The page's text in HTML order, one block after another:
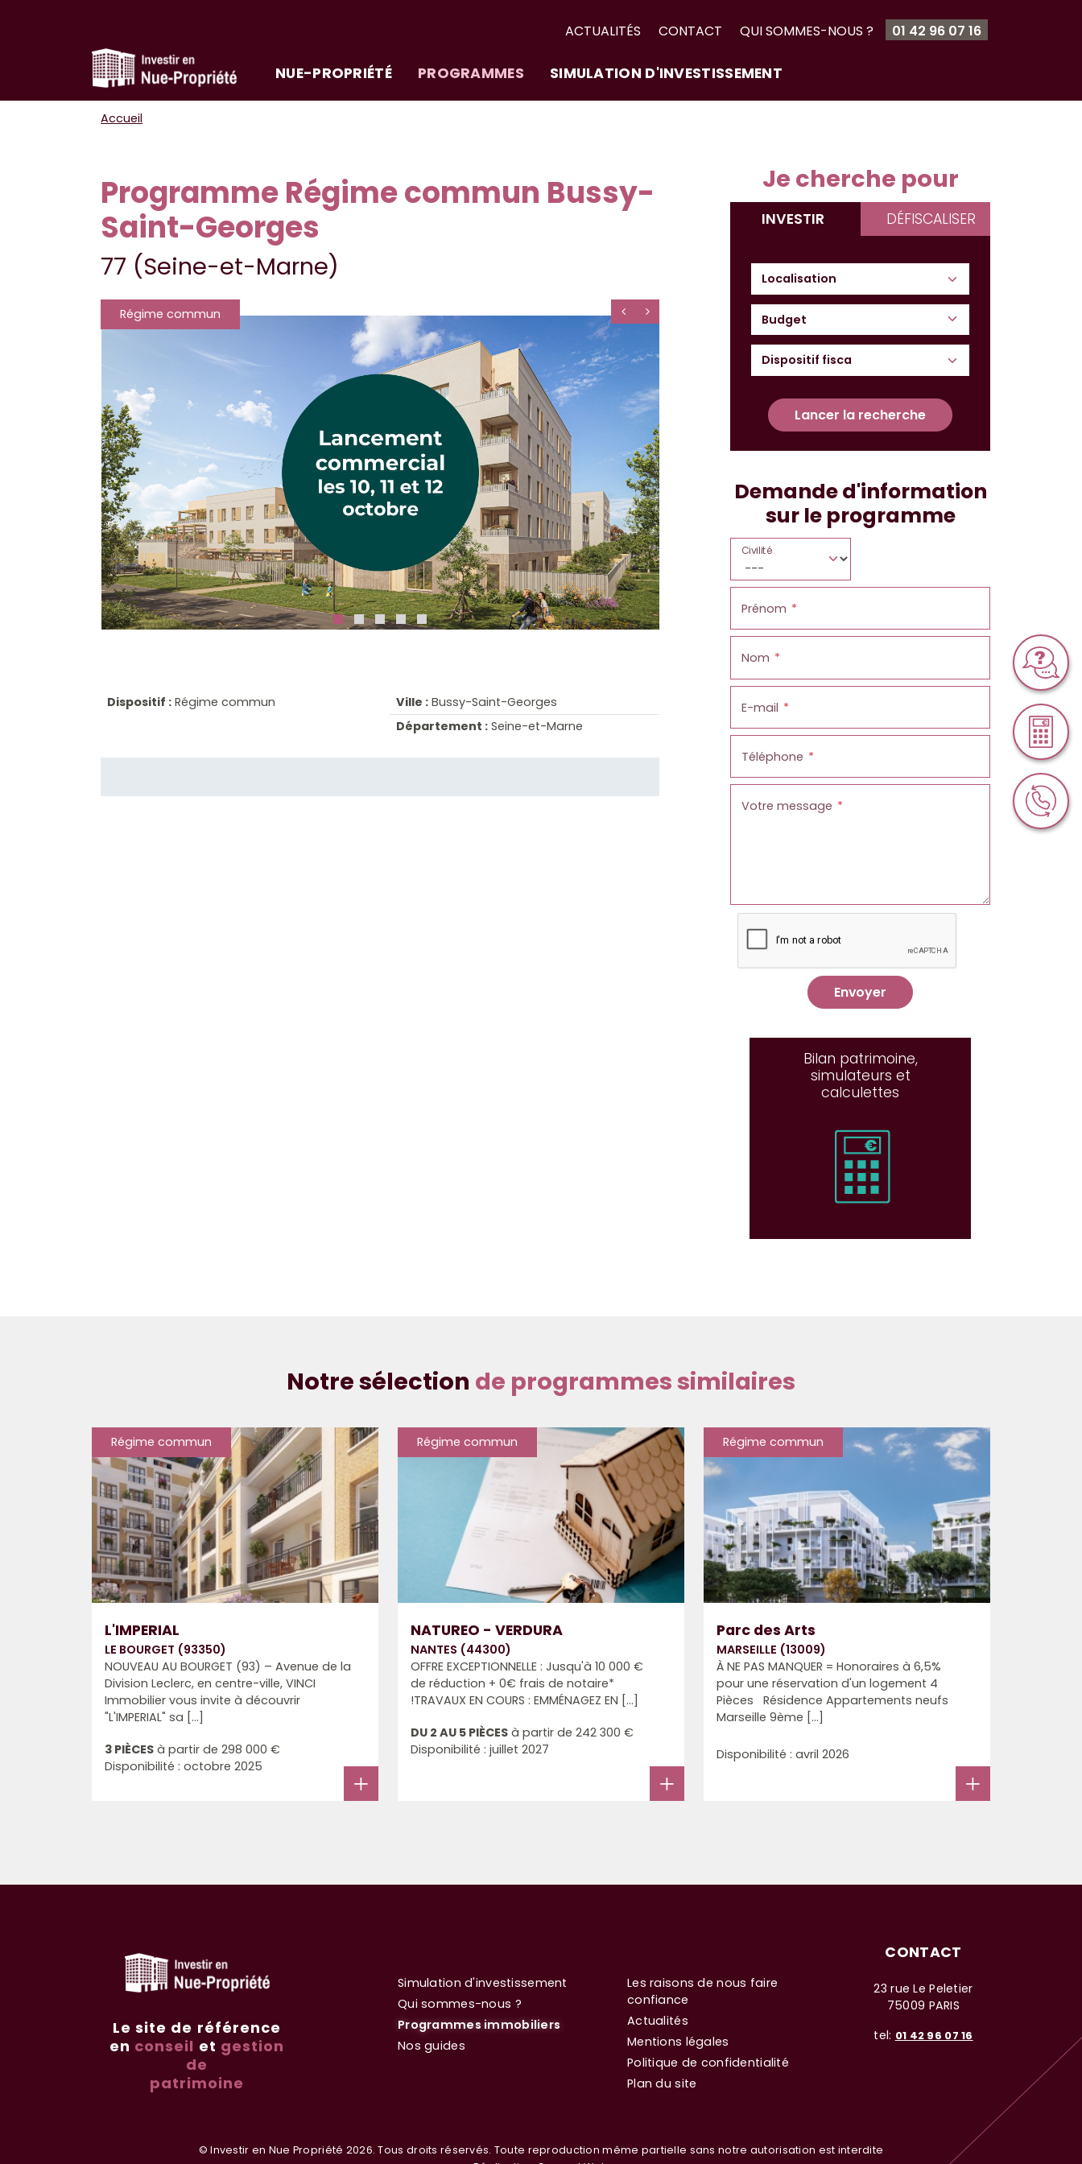
ACTUALITÉS CONTACT QUI SOMMES-NOUS ? 01 42 96 07 16
NUE-PROPRIÉTÉ PROGRAMMES SIMULATION D'INVESTISSEMENT
Accueil
Programme Régime commun Bussy-
Saint-Georges
77 (Seine-et-Marne)
Régime commun
Dispositif : Régime commun Ville : Bussy-Saint-Georges
Département : Seine-et-Marne
Je cherche pour
INVESTIR DÉFISCALISER
Budget
Lancer la recherche
Demande d'information
sur le programme
Civilité
Prénom
Nom
E-mail
Téléphone
Votre message
Envoyer
Bilan patrimoine,
simulateurs et
calculettes
Notre sélection de programmes similaires
Régime commun
L'IMPERIAL
LE BOURGET (93350)
NOUVEAU AU BOURGET (93) – Avenue de la
Division Leclerc, en centre-ville, VINCI
Immobilier vous invite à découvrir
"L'IMPERIAL" sa [...]
3 PIÈCES à partir de 298 000 €
Disponibilité : octobre 2025
Régime commun
NATUREO - VERDURA
NANTES (44300)
OFFRE EXCEPTIONNELLE : Jusqu'à 10 000 €
de réduction + 0€ frais de notaire*
!TRAVAUX EN COURS : EMMÉNAGEZ EN [...]
DU 2 AU 5 PIÈCES à partir de 242 300 €
Disponibilité : juillet 2027
Régime commun
Parc des Arts
MARSEILLE (13009)
À NE PAS MANQUER = Honoraires à 6,5%
pour une réservation d'un logement 4
Pièces Résidence Appartements neufs
Marseille 9ème [...]
Disponibilité : avril 2026
Le site de référence
en conseil et gestion
de
patrimoine
Simulation d'investissement
Qui sommes-nous ?
Programmes immobiliers
Nos guides
Les raisons de nous faire
confiance
Actualités
Mentions légales
Politique de confidentialité
Plan du site
CONTACT
23 rue Le Peletier
75009 PARIS
tel: 01 42 96 07 16
© Investir en Nue Propriété 2026. Tous droits réservés. Toute reproduction même partielle sans notre autorisation est interdite